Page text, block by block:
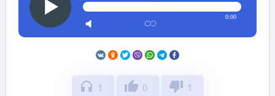
0:00
headphones 1 thumb_up 0 thumb_down 1